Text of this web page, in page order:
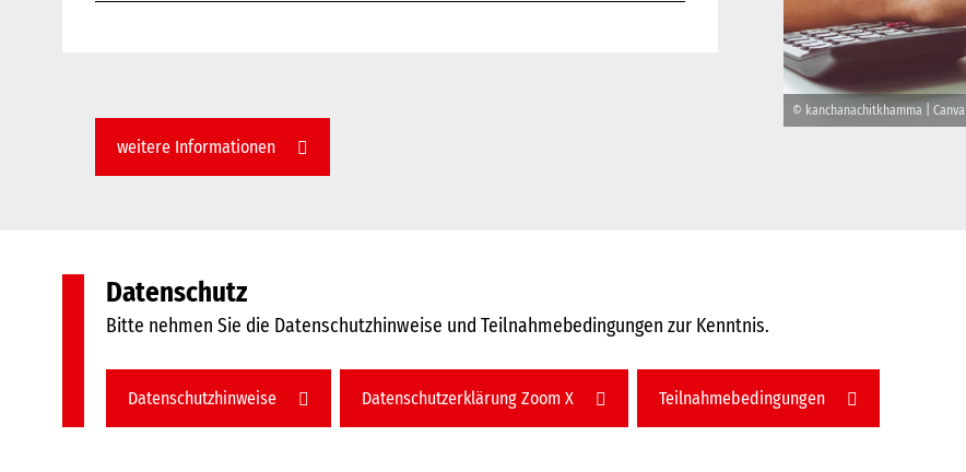
weitere Informationen
© kanchanachitkhamma | Canva
Datenschutz
Bitte nehmen Sie die Datenschutzhinweise und Teilnahmebedingungen zur Kenntnis.
Datenschutzhinweise Datenschutzerklärung Zoom X Teilnahmebedingungen